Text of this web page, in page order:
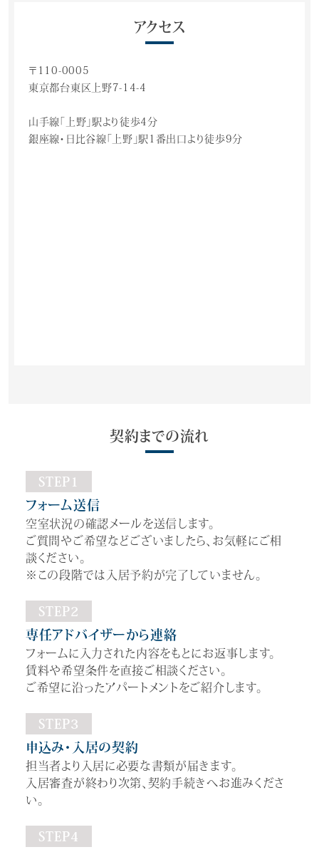
アクセス
〒110-0005
東京都台東区上野7-14-4
山手線「上野」駅より徒歩4分
銀座線・日比谷線「上野」駅1番出口より徒歩9分
契約までの流れ
STEP1
フォーム送信
空室状況の確認メールを送信します。
ご質問やご希望などございましたら、お気軽にご相
談ください。
※この段階では入居予約が完了していません。
STEP2
専任アドバイザーから連絡
フォームに入力された内容をもとにお返事します。
賃料や希望条件を直接ご相談ください。
ご希望に沿ったアパートメントをご紹介します。
STEP3
申込み・入居の契約
担当者より入居に必要な書類が届きます。
入居審査が終わり次第、契約手続きへお進みくださ
い。
STEP4